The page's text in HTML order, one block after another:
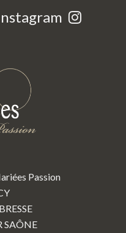
Passion
SAÔNE